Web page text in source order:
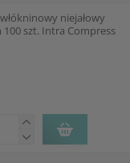
niejałowy
100 szt. Intra Compress